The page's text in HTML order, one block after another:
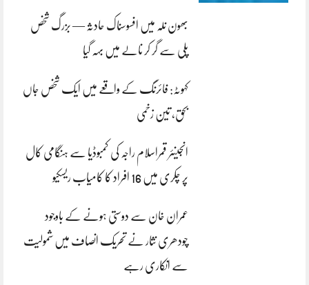
بھون نلہ میں افسوسناک حادثہ — بزرگ شخص
پلی سے گر کر نالے میں بہہ گیا
کہوٹہ: فائرنگ کے واقعے میں ایک شخص جاں
بحق، تین زخمی
انجینئر قمراسلام راجہ کی کمبوڈیا سے ہنگامی کال
پر چکری میں 16 افراد کا کامیاب ریسکیو
عمران خان سے دوستی ہونے کے باوجود
چودھری نثار نے تحریک انصاف میں شمولیت
سے انکاری رہے